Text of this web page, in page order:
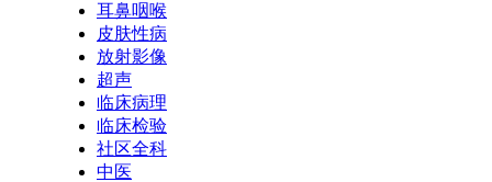
耳鼻咽喉
皮肤性病
放射影像
超声
临床病理
临床检验
社区全科
中医